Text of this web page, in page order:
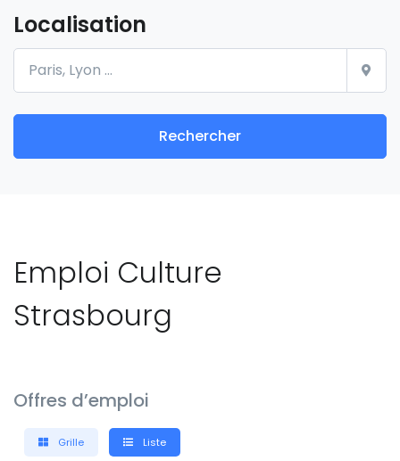
Localisation
Rechercher
Emploi Culture
Strasbourg
Offres d’emploi
Grille Liste